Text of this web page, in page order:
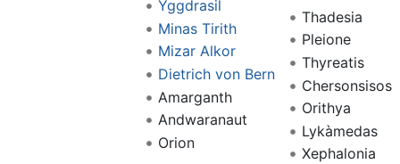
Yggdrasil
Minas Tirith
Mizar Alkor
Dietrich von Bern
Amarganth
Andwaranaut
Orion
Thadesia
Pleione
Thyreatis
Chersonsisos
Orithya
Lykàmedas
Xephalonia